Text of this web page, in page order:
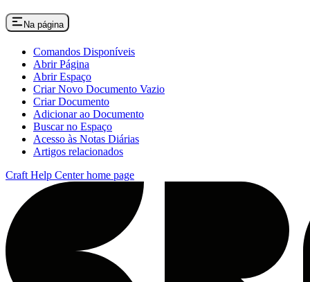
Na página
Comandos Disponíveis
Abrir Página
Abrir Espaço
Criar Novo Documento Vazio
Criar Documento
Adicionar ao Documento
Buscar no Espaço
Acesso às Notas Diárias
Artigos relacionados
Craft Help Centerhome page